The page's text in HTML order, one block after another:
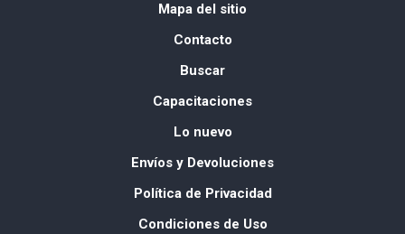
Mapa del sitio
Contacto
Buscar
Capacitaciones
Lo nuevo
Envíos y Devoluciones
Política de Privacidad
Condiciones de Uso